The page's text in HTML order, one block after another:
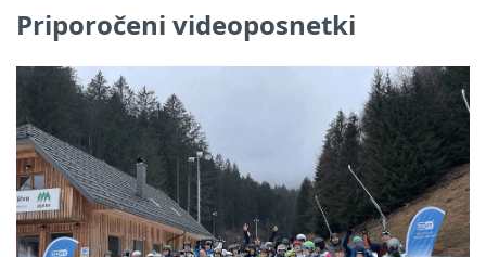
Priporočeni videoposnetki